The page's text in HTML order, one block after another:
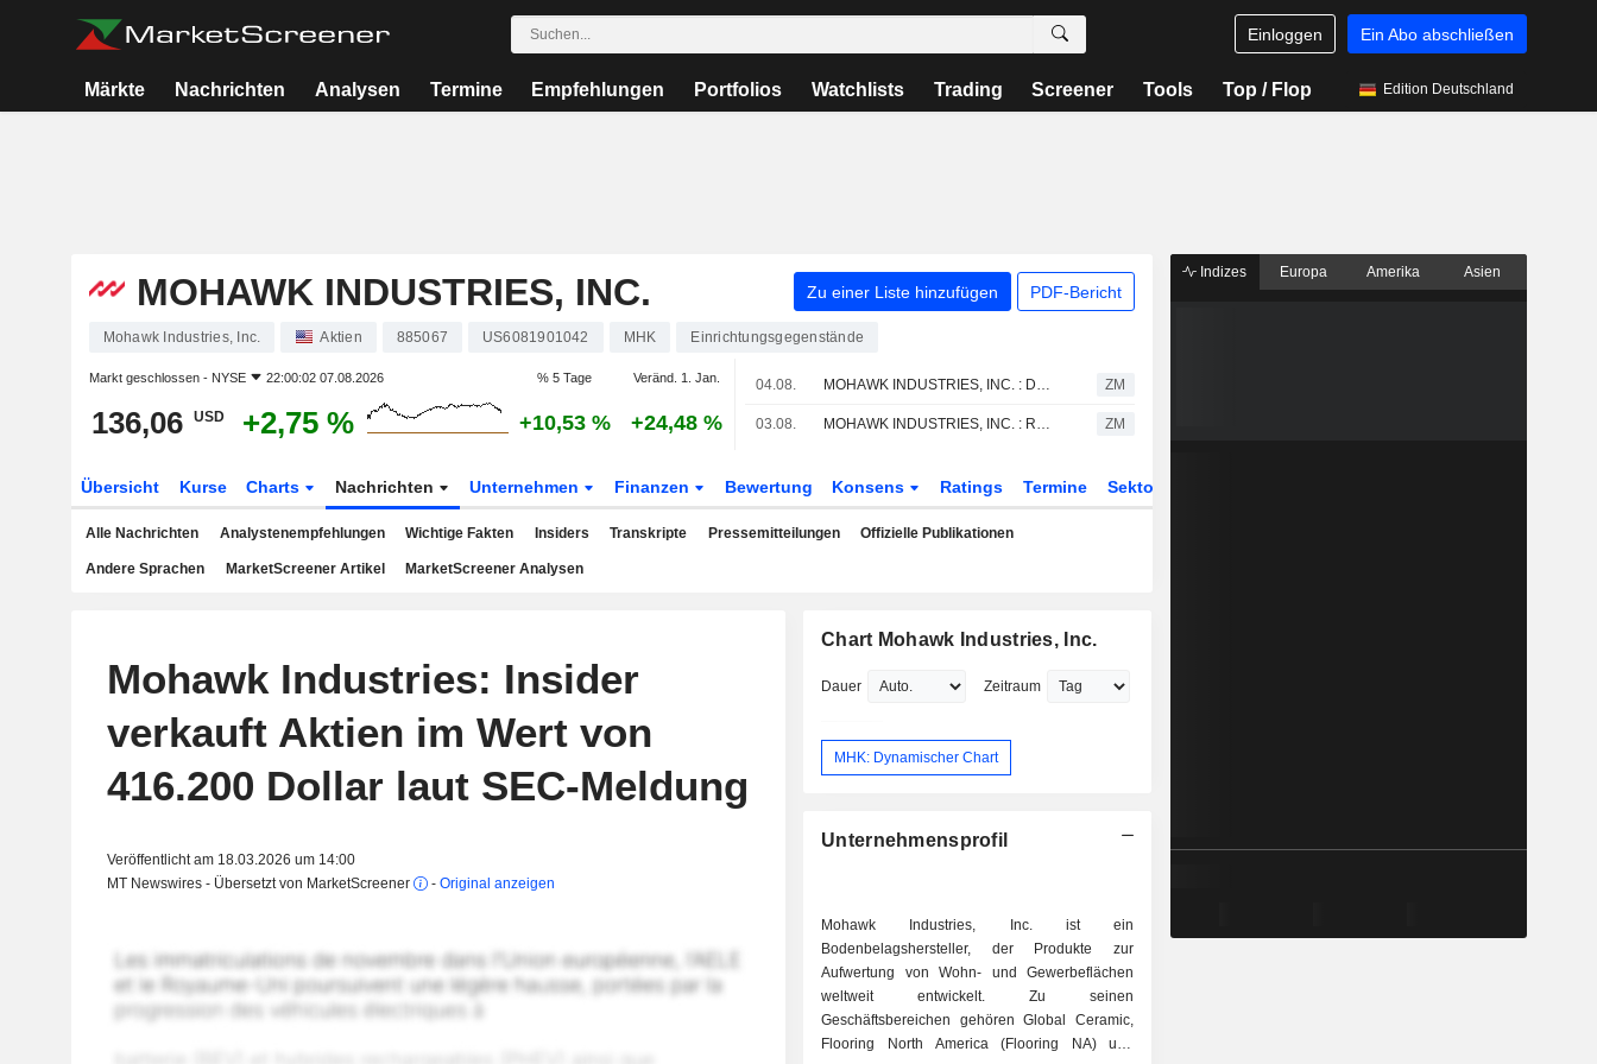
Einloggen Ein Abo abschließen
Märkte Nachrichten Analysen Termine Empfehlungen Portfolios Watchlists Trading Screener Tools Top / Flop Edition Deutschland
MOHAWK INDUSTRIES, INC. Zu einer Liste hinzufügen PDF-Bericht
Mohawk Industries, Inc. Aktien 885067 US6081901042 MHK Einrichtungsgegenstände
Markt geschlossen - NYSE 22:00:02 07.08.2026 % 5 Tage Veränd. 1. Jan.
136,06 USD +2,75 % +10,53 % +24,48 %
04.08. MOHAWK INDUSTRIES, INC. : Deutsche Bank Securities gibt eine neutrale Bewertung ab ZM
03.08. MOHAWK INDUSTRIES, INC. : RBC Capital Markets bleibt neutral ZM
Übersicht Kurse Charts Nachrichten Unternehmen Finanzen Bewertung Konsens Ratings Termine Sektor
Alle Nachrichten Analystenempfehlungen Wichtige Fakten Insiders Transkripte Pressemitteilungen Offizielle Publikationen
Andere Sprachen MarketScreener Artikel MarketScreener Analysen
Mohawk Industries: Insider
verkauft Aktien im Wert von
416.200 Dollar laut SEC-Meldung
Veröffentlicht am 18.03.2026 um 14:00
MT Newswires - Übersetzt von MarketScreener
- Original anzeigen
Chart Mohawk Industries, Inc.
Dauer Zeitraum
MHK: Dynamischer Chart
Unternehmensprofil
Mohawk Industries, Inc. ist ein
Bodenbelagshersteller, der Produkte zur
Aufwertung von Wohn- und Gewerbeflächen
weltweit entwickelt. Zu seinen
Geschäftsbereichen gehören Global Ceramic,
Flooring North America (Flooring NA) und
Indizes Europa Amerika Asien